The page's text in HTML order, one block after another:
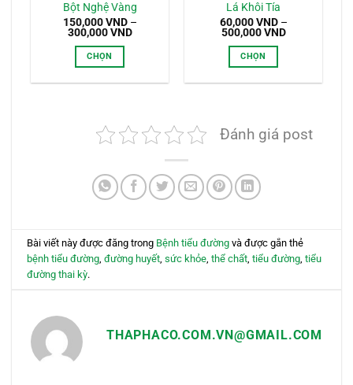
Bột Nghệ Vàng
150,000VND –
300,000VNDKhoảng
300,000 VND
CHỌN
có
nhiều
thể.
Các
có
thể
sản
Lá Khôi Tía
60,000VND –
500,000VNDKhoảng
500,000 VND
CHỌN
nhiều
thể.
Các
có
thể
sản
Đánh giá post
Bài viết này được đăng trong Bệnh tiểu đường và được gắn thẻ
bệnh tiểu đường ,đường huyết ,sức khỏe ,thể chất ,tiểu đường ,tiểu
đường thai kỳ.
THAPHACO.COM.VN@GMAIL.COM